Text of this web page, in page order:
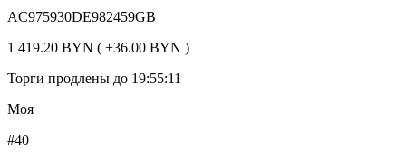
AC975930DE982459GB
1 419.20 BYN ( +36.00 BYN )
Торги продлены до 19:55:11
Моя
#40